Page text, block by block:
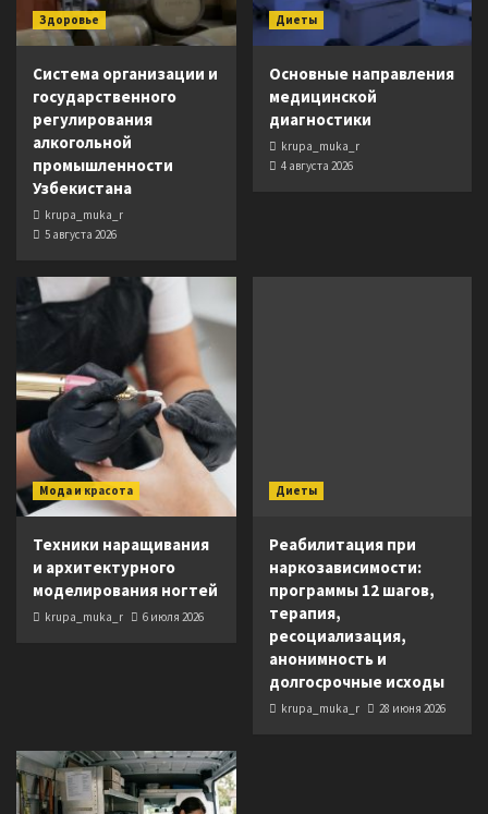
Здоровье
Система организации и
государственного
регулирования
алкогольной
промышленности
Узбекистана
krupa_muka_r
5 августа 2026
Диеты
Основные направления
медицинской
диагностики
krupa_muka_r
4 августа 2026
Мода и красота
Техники наращивания
и архитектурного
моделирования ногтей
krupa_muka_r 6 июля 2026
Диеты
Реабилитация при
наркозависимости:
программы 12 шагов,
терапия,
ресоциализация,
анонимность и
долгосрочные исходы
krupa_muka_r 28 июня 2026